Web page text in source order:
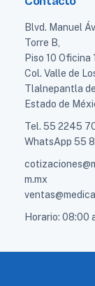
Blvd. Manuel
Torre B,
Piso 10 Oficina
Col. Valle de
Tlalnepantla
Estado de
Tel.55 2245
WhatsApp55
m.mx
Horario: 08:00